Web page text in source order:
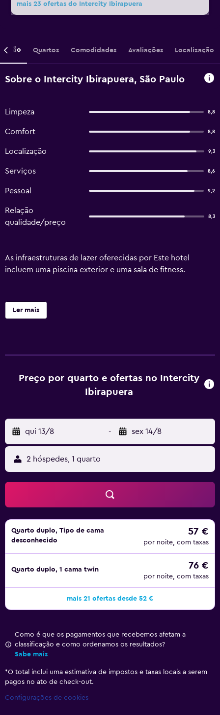
mais 23 ofertas do Intercity Ibirapuera
Quartos Comodidades Avaliações Localização
Sobre o Intercity Ibirapuera, São Paulo
Limpeza 8,8
Comfort 8,8
Localização 9,3
Serviços 8,6
Pessoal 9,2
Relação
qualidade/preço
8,3
As infraestruturas de lazer oferecidas por Este hotel
incluem uma piscina exterior e uma sala de fitness.
Ler mais
Preço por quarto e ofertas no Intercity
Ibirapuera
qui 13/8 - sex 14/8
2 hóspedes, 1 quarto
Quarto duplo, Tipo de cama
desconhecido
57 €
por noite, com taxas
Quarto duplo, 1 cama twin 76 €
por noite, com taxas
mais 21 ofertas desde 52 €
Como é que os pagamentos que recebemos afetam a
classificação e como ordenamos os resultados?
Sabe mais
*O total inclui uma estimativa de impostos e taxas locais a serem
pagos no ato de check-out.
Configurações de cookies